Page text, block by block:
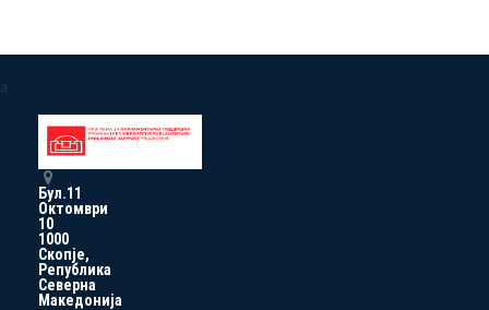
a
Бул.11
Октомври
10
1000
Скопје,
Република
Северна
Македонија